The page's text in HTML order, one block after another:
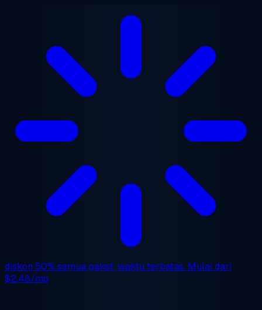
diskon 50% semua paket, waktu terbatas. Mulai dari
$2.48/mo